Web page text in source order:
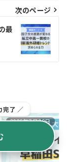
完了 ／
次のページ
最
2026年7月28日